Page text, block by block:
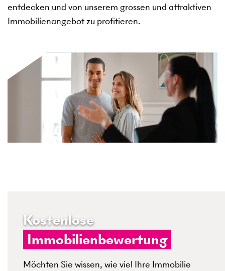
entdecken und von unserem grossen und attraktiven
Immobilienangebot zu profitieren.
Kostenlose
Immobilienbewertung
Möchten Sie wissen, wie viel Ihre Immobilie